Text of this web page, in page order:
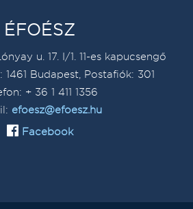
ÉFOÉSZ
u. 17. I/1. 11-es kapucsengő
1461 Budapest, Postafiók: 301
+ 36 1 411 1356
efoesz@efoesz.hu
Facebook